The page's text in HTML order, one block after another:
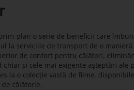
plan o serie de beneficii care
la serviciile de transport de o
de confort pentru călători,
și cele mai exigente așteptări ale
la o colecție vastă de filme,
călătorie.